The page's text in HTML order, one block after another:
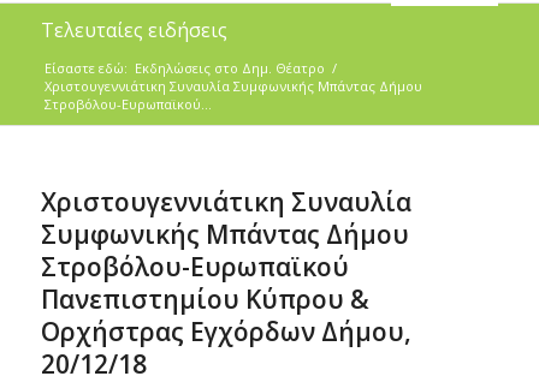
Τελευταίες ειδήσεις
Είσαστε εδώ: Eκδηλώσεις στο Δημ. Θέατρο /
Χριστουγεννιάτικη Συναυλία Συμφωνικής Μπάντας Δήμου
Στροβόλου-Ευρωπαϊκού...
Χριστουγεννιάτικη Συναυλία
Συμφωνικής Μπάντας Δήμου
Στροβόλου-Ευρωπαϊκού
Πανεπιστημίου Κύπρου &
Ορχήστρας Εγχόρδων Δήμου,
20/12/18